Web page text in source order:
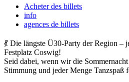
Acheter des billets
info
agences de billets
💃 Die längste Ü30-Party der Region –
Festplatz Coswig!
Seid dabei, wenn wir die
Stimmung und jeder Menge Tanzspaß